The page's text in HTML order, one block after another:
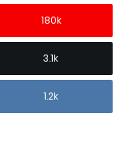
180k
3.1k
1.2k